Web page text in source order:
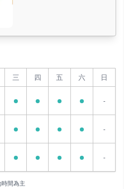
三 四 五 六 日
-
-
-
間為主